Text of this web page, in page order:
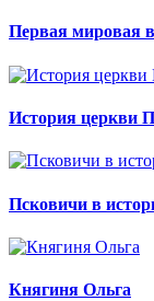
Первая мировая
История церкви
Псковичи в
Княгиня Ольга